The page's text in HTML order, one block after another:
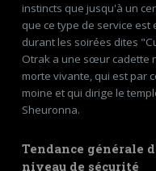
instincts que jusqu'à un
que ce type de service
durant les soirées dites
Otrak a une sœur cadette
morte vivante, qui est par
moine et qui dirige le
Sheuronna.
Tendance générale
niveau de sécurité